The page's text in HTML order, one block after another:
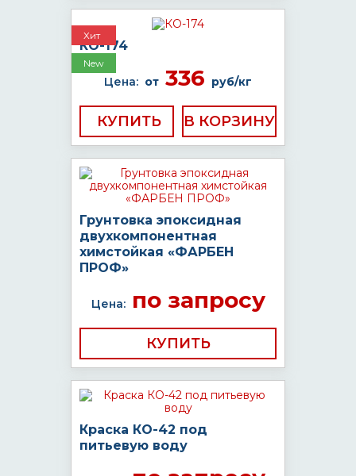
Хит
New
КО-174
Цена: от 336 руб/кг
КУПИТЬ
Грунтовка эпоксидная
двухкомпонентная
химстойкая «ФАРБЕН
ПРОФ»
Цена:по запросу
КУПИТЬ
Краска КО-42 под
питьевую воду